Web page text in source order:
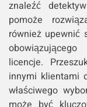
znaleźć
pomoże
również upewnić
licencje.
innymi klientami
właściwego